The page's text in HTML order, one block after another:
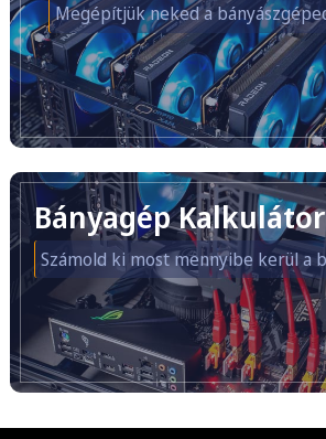
Megépítjük neked a
Bányagép Kalkulátor
Számold ki most mennyibe kerül a